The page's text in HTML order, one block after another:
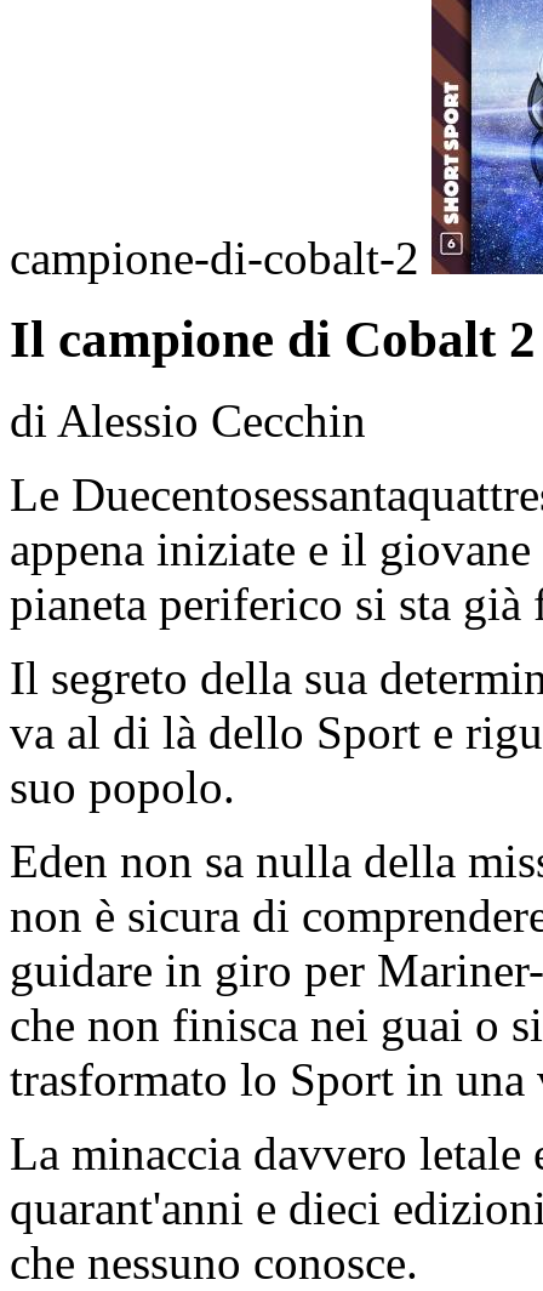
campione-di-cobalt-2
Il campione di Cobalt 2
di Alessio Cecchin
Le
appena iniziate e il
pianeta periferico si sta già
Il segreto della sua
va al di là dello Sport e
suo popolo.
Eden non sa nulla della
non è sicura di
guidare in giro per
che non finisca nei guai o
trasformato lo Sport in
La minaccia davvero letale
quarant'anni e dieci
che nessuno conosce.